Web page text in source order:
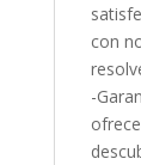
con
-